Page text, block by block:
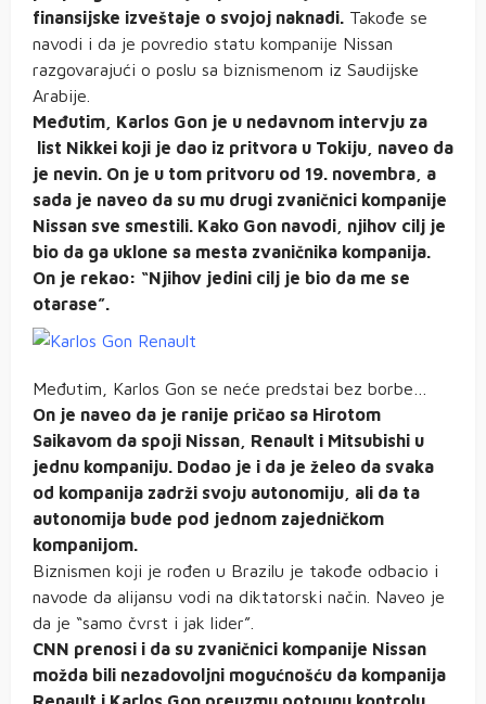
finansijske izveštaje o svojoj naknadi. Takođe se
navodi i da je povredio statu kompanije Nissan
razgovarajući o poslu sa biznismenom iz Saudijske
Arabije.
Međutim, Karlos Gon je u nedavnom intervju za
list Nikkei koji je dao iz pritvora u Tokiju, naveo da
je nevin. On je u tom pritvoru od 19. novembra, a
sada je naveo da su mu drugi zvaničnici kompanije
Nissan sve smestili. Kako Gon navodi, njihov cilj je
bio da ga uklone sa mesta zvaničnika kompanija.
On je rekao: “Njihov jedini cilj je bio da me se
otarase”.
Međutim, Karlos Gon se neće predstai bez borbe…
On je naveo da je ranije pričao sa Hirotom
Saikavom da spoji Nissan, Renault i Mitsubishi u
jednu kompaniju. Dodao je i da je želeo da svaka
od kompanija zadrži svoju autonomiju, ali da ta
autonomija bude pod jednom zajedničkom
kompanijom.
Biznismen koji je rođen u Brazilu je takođe odbacio i
navode da alijansu vodi na diktatorski način. Naveo je
da je “samo čvrst i jak lider”.
CNN prenosi i da su zvaničnici kompanije Nissan
možda bili nezadovoljni mogućnošću da kompanija